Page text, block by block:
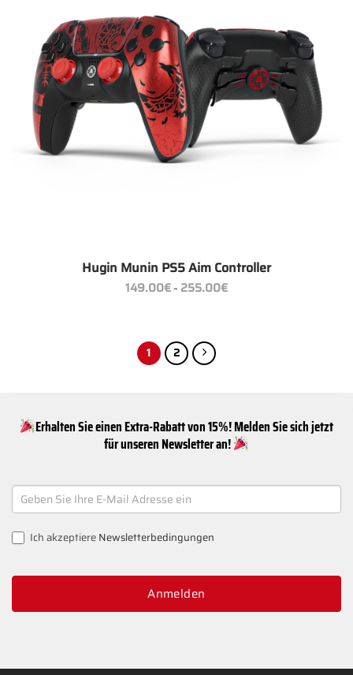
Hugin Munin PS5 Aim Controller
149.00€– 255.00€Preisspanne:
149.00€
1 2
Erhalten Sie einen Extra-Rabatt von 15%! Melden Sie sich jetzt
für unseren Newsletter an!
NEWSLETTER
SIGNUP
Ich akzeptiereNewsletterbedingungen
Anmelden